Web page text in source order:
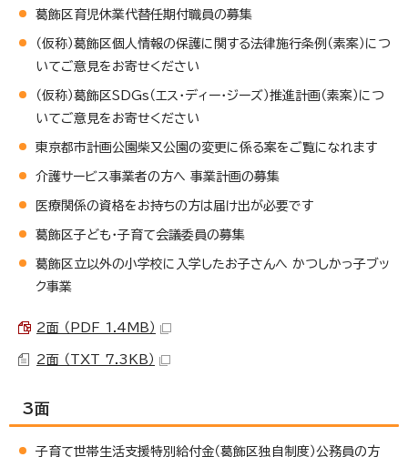
葛飾区育児休業代替任期付職員の募集
（仮称）葛飾区個人情報の保護に関する法律施行条例（素案）につ
いてご意見をお寄せください
（仮称）葛飾区SDGs（エス・ディー・ジーズ）推進計画（素案）につ
いてご意見をお寄せください
東京都市計画公園柴又公園の変更に係る案をご覧になれます
介護サービス事業者の方へ 事業計画の募集
医療関係の資格をお持ちの方は届け出が必要です
葛飾区子ども・子育て会議委員の募集
葛飾区立以外の小学校に入学したお子さんへ かつしかっ子ブッ
ク事業
2面 （PDF 1.4MB）
2面 （TXT 7.3KB）
3面
子育て世帯生活支援特別給付金（葛飾区独自制度）公務員の方